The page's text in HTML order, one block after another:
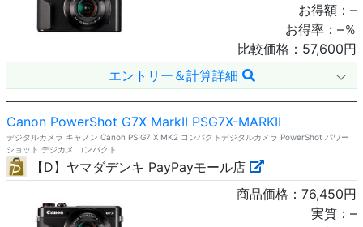
お得額： –
お得率： –％
比較価格： 57,600円
エントリー＆計算詳細
Canon PowerShot G7X MarkII PSG7X-MARKII
デジタルカメラ キャノン Canon PS G7 X MK2 コンパクトデジタルカメラ PowerShot パワー
ショット デジカメ コンパクト
【D】ヤマダデンキ PayPayモール店
商品価格： 76,450円
実質： –